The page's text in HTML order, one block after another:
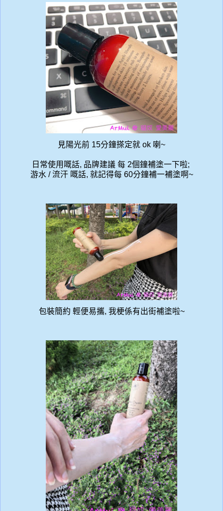
見陽光前 15分鐘搽定就 ok 喇~
日常使用嘅話, 品牌建議 每 2個鐘補塗一下啦;
游水 / 流汗 嘅話, 就記得每 60分鐘補一補塗啊~
包裝簡約 輕便易攜, 我梗係有出街補塗啦~